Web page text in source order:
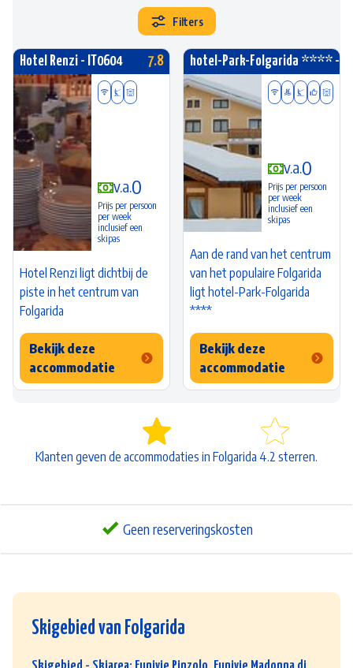
Filters
Hotel Renzi - IT0604 7.8
v.a.0
Prijs per persoon
per week
inclusief een
skipas
Hotel Renzi ligt dichtbij de
piste in het centrum van
Folgarida
Bekijk deze
accommodatie
hotel-Park-Folgarida **** -
v.a.0
Prijs per persoon
per week
inclusief een
skipas
Aan de rand van het centrum
van het populaire Folgarida
ligt hotel-Park-Folgarida
****
Bekijk deze
accommodatie
Klanten geven de accommodaties in Folgarida 4.2 sterren.
Geen reserveringskosten
Skigebied van Folgarida